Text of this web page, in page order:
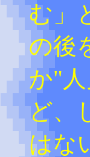
む」
の後
か"
ど、
はな